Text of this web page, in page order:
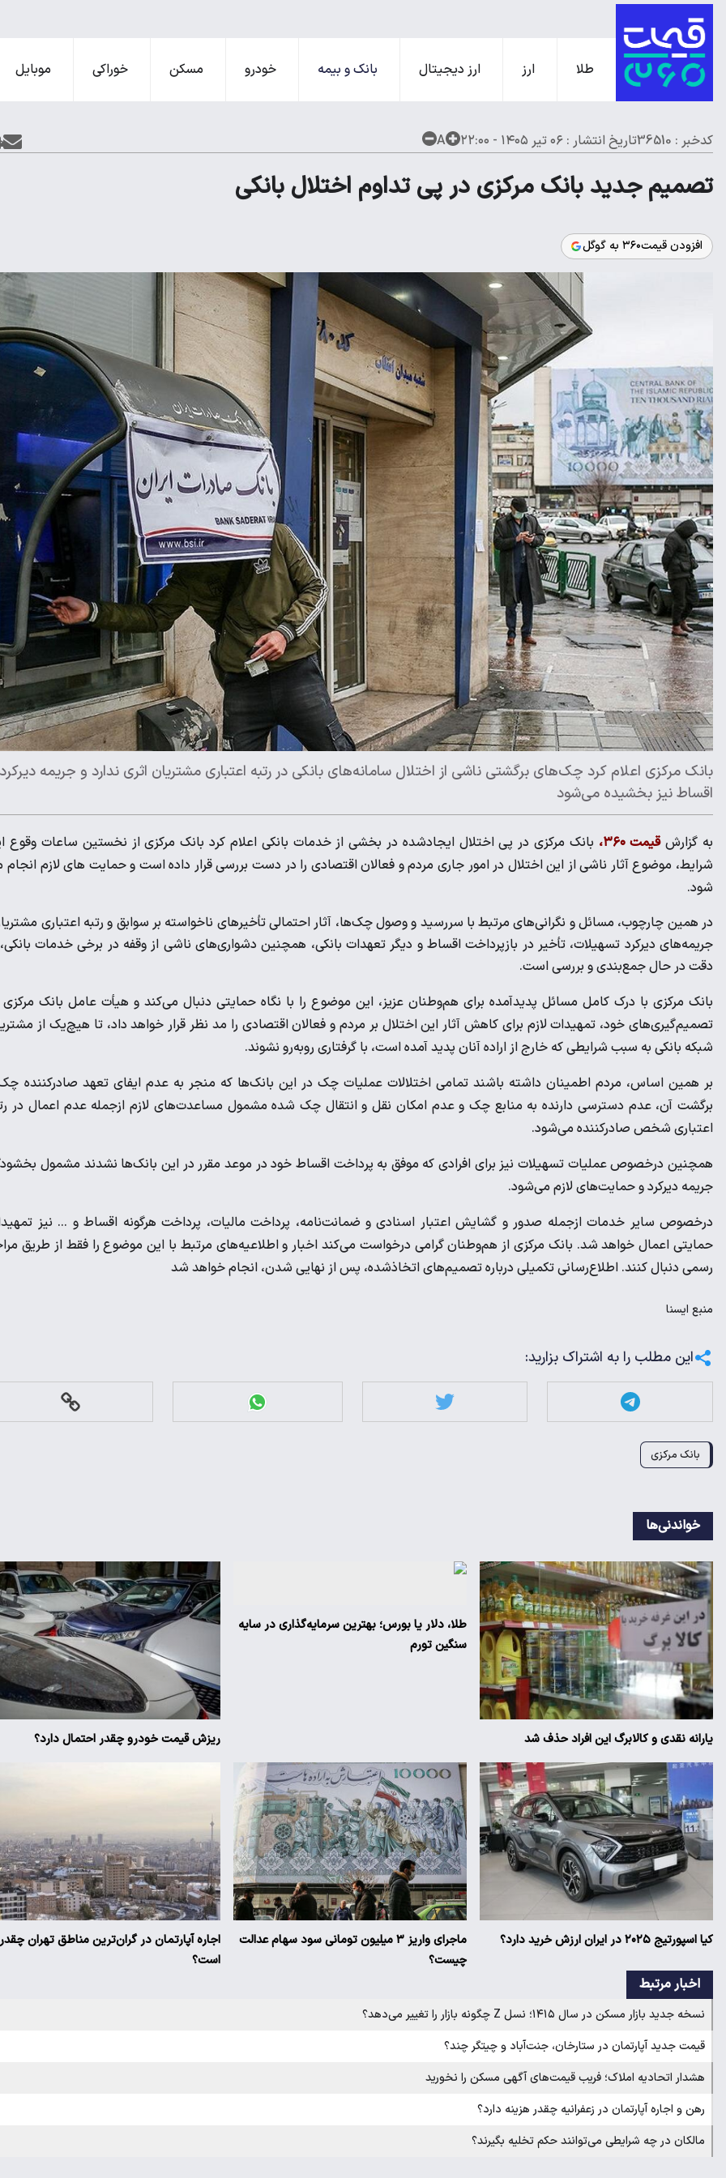
طلا ارز ارز دیجیتال بانک و بیمه خودرو مسکن خوراکی موبایل
کدخبر : 36510 تاریخ انتشار : ۰۶ تیر ۱۴۰۵ - ۲۲:۰۰ A
تصمیم جدید بانک مرکزی در پی تداوم اختلال بانکی
افزودن قیمت۳۶۰ به گوگل
بانک مرکزی اعلام کرد چک‌های برگشتی ناشی از اختلال سامانه‌های بانکی در رتبه اعتباری مشتریان اثری ندارد و جریمه دیرکرد
اقساط نیز بخشیده می‌شود
به گزارشقیمت ۳۶۰،
بانک مرکزی در پی اختلال‌ ایجادشده در بخشی از خدمات بانکی اعلام کرد بانک مرکزی از نخستین ساعات وقوع
شرایط، موضوع آثار ناشی از این اختلال‌ در امور جاری مردم و فعالان اقتصادی را در دست بررسی قرار داده است و حمایت های لازم
شود.
در همین چارچوب، مسائل و نگرانی‌های مرتبط با سررسید و وصول چک‌ها، آثار احتمالی تأخیرهای ناخواسته بر سوابق و رتبه اعتباری
جریمه‌های دیرکرد تسهیلات، تأخیر در بازپرداخت اقساط و دیگر تعهدات بانکی، همچنین دشواری‌های ناشی از وقفه در برخی خدمات بانکی،
دقت در حال جمع‌بندی و بررسی است.
بانک مرکزی با درک کامل مسائل پدیدآمده برای هم‌وطنان عزیز، این موضوع را با نگاه حمایتی دنبال می‌کند و هیأت عامل بانک مرکزی
تصمیم‌گیری‌های خود، تمهیدات لازم برای کاهش آثار این اختلال‌ بر مردم و فعالان اقتصادی را مد نظر قرار خواهد داد، تا هیچ‌یک از
شبکه بانکی به سبب شرایطی که خارج از اراده آنان پدید آمده است، با گرفتاری روبه‌رو نشوند.
بر همین اساس، مردم اطمینان داشته باشند تمامی اختلالات عملیات چک در این بانک‌ها که منجر به عدم ایفای تعهد صادرکننده
برگشت آن، عدم دسترسی دارنده به منابع چک و عدم امکان نقل و انتقال چک شده مشمول مساعدت‌های لازم ازجمله عدم اعمال در
اعتباری شخص صادرکننده می‌شود.
همچنین درخصوص عملیات تسهیلات نیز برای افرادی که موفق به پرداخت اقساط خود در موعد مقرر در این بانک‌ها نشدند مشمول
جریمه دیرکرد و حمایت‌های لازم می‌شود.
درخصوص سایر خدمات ازجمله صدور و گشایش اعتبار اسنادی و ضمانت‌نامه، پرداخت مالیات، پرداخت هرگونه اقساط و ... نیز
حمایتی اعمال خواهد شد. بانک مرکزی از هم‌وطنان گرامی درخواست می‌کند اخبار و اطلاعیه‌های مرتبط با این موضوع را فقط از طریق
رسمی دنبال کنند. اطلاع‌رسانی تکمیلی درباره تصمیم‌های اتخاذشده، پس از نهایی شدن، انجام خواهد شد
منبع ايسنا
این مطلب را به اشتراک بزارید:
بانک مرکزی
خواندنی‌ها
یارانه نقدی و کالابرگ این افراد حذف شد
طلا، دلار یا بورس؛ بهترین سرمایه‌گذاری در سایه
سنگین تورم
ریزش قیمت خودرو چقدر احتمال دارد؟
کیا اسپورتیج ۲۰۲۵ در ایران ارزش خرید دارد؟
ماجرای واریز ۳ میلیون تومانی سود سهام عدالت
چیست؟
اجاره آپارتمان در گران‌ترین مناطق تهران چقدر
است؟
اخبار مرتبط
نسخه جدید بازار مسکن در سال ۱۴۱۵؛ نسل Z چگونه بازار را تغییر می‌دهد؟
قیمت جدید آپارتمان در ستارخان، جنت‌آباد و چیتگر چند؟
هشدار اتحادیه املاک؛ فریب قیمت‌های آگهی مسکن را نخورید
رهن و اجاره آپارتمان در زعفرانیه چقدر هزینه دارد؟
مالکان در چه شرایطی می‌توانند حکم تخلیه بگیرند؟